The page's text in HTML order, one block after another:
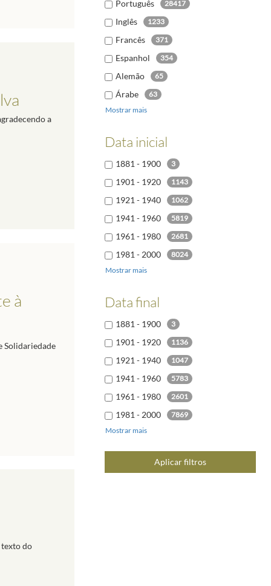
Português 28417
Inglês 1233
Francês 371
Espanhol 354
Alemão 65
Árabe 63
Italiano
Búlgaro 24
Russo 23
Mostrar mais
Data inicial
1881 - 1900 3
1901 - 1920 1143
1921 - 1940 1062
1941 - 1960 5819
1961 - 1980 2681
1981 - 2000 8024
2001 - 2020
Mostrar mais
Data final
1881 - 1900 3
1901 - 1920 1136
1921 - 1940 1047
1941 - 1960 5783
1961 - 1980 2601
1981 - 2000 7869
2001 - 2020
2021 - 2040 6
Mostrar mais
Aplicar filtros
a
à
Solidariedade
texto do